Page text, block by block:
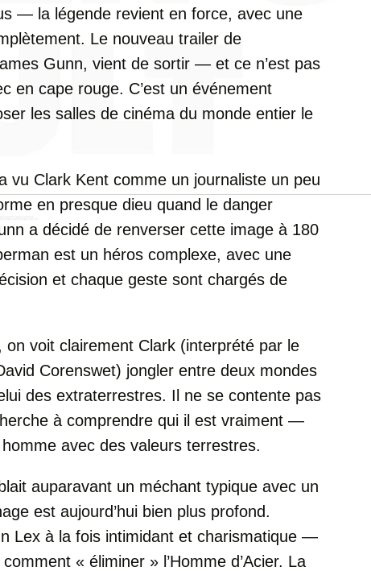
— la légende revient en force, avec une
Le nouveau trailer de
Gunn, vient de sortir — et ce n’est pas
en cape rouge. C’est un événement
les salles de cinéma du monde entier le
vu Clark Kent comme un journaliste un peu
en presque dieu quand le danger
a décidé de renverser cette image à 180
est un héros complexe, avec une
et chaque geste sont chargés de
on voit clairement Clark (interprété par le
Corenswet) jongler entre deux mondes
des extraterrestres. Il ne se contente pas
à comprendre qui il est vraiment —
avec des valeurs terrestres.
auparavant un méchant typique avec un
est aujourd’hui bien plus profond.
Lex à la fois intimidant et charismatique —
« éliminer » l’Homme d’Acier. La